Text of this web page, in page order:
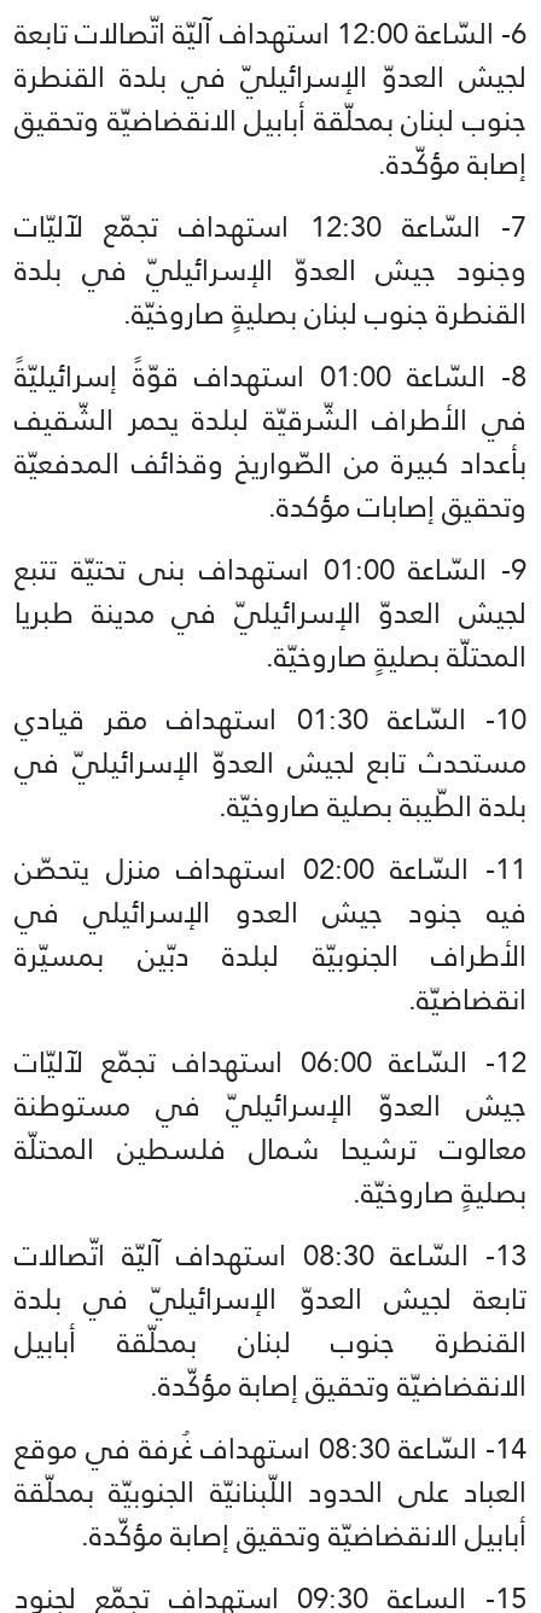
6- السّاعة 12:00 استهداف آليّة اتّصالات تابعة
لجيش العدوّ الإسرائيليّ في بلدة القنطرة
جنوب لبنان بمحلّقة أبابيل الانقضاضيّة وتحقيق
إصابة مؤكّدة.
7- السّاعة 12:30 استهداف تجمّع لآليّات
وجنود جيش العدوّ الإسرائيليّ في بلدة
القنطرة جنوب لبنان بصليةٍ صاروخيّة.
8- السّاعة 01:00 استهداف قوّةً إسرائيليّةً
في الأطراف الشّرقيّة لبلدة يحمر الشّقيف
بأعداد كبيرة من الصّواريخ وقذائف المدفعيّة
وتحقيق إصابات مؤكدة.
9- السّاعة 01:00 استهداف بنى تحتيّة تتبع
لجيش العدوّ الإسرائيليّ في مدينة طبريا
المحتلّة بصليةٍ صاروخيّة.
10- السّاعة 01:30 استهداف مقر قيادي
مستحدث تابع لجيش العدوّ الإسرائيليّ في
بلدة الطّيبة بصلية صاروخيّة.
11- السّاعة 02:00 استهداف منزل يتحصّن
فيه جنود جيش العدو ‏الإسرائيلي في
الأطراف الجنوبيّة لبلدة دبّين بمسيّرة
انقضاضيّة.
12- السّاعة 06:00 استهداف تجمّع لآليّات
جيش العدوّ الإسرائيليّ في مستوطنة
معالوت ترشيحا شمال فلسطين المحتلّة
بصليةٍ صاروخيّة.
13- السّاعة 08:30 استهداف آليّة اتّصالات
تابعة لجيش العدوّ الإسرائيليّ في بلدة
القنطرة جنوب لبنان بمحلّقة أبابيل
الانقضاضيّة وتحقيق إصابة مؤكّدة.
14- السّاعة 08:30 استهداف غُرفة في موقع
العباد على الحدود اللّبنانيّة الجنوبيّة بمحلّقة
أبابيل الانقضاضيّة وتحقيق إصابة مؤكّدة.
15- الساعة 09:30 استهداف تجمّع لجنود